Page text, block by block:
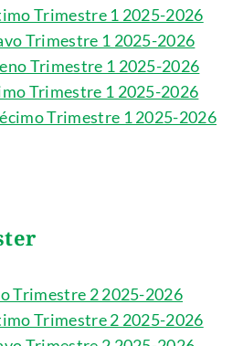
Trimestre 1 2025-2026
Trimestre 1 2025-2026
Trimestre 1 2025-2026
Trimestre 1 2025-2026
Trimestre 1 2025-2026
Trimestre 2 2025-2026
Trimestre 2 2025-2026